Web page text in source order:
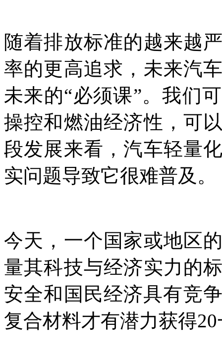
随着排放标准的越来越
率的更高追求，未来汽
未来的“必须课”。我们
操控和燃油经济性，可
段发展来看，汽车轻量
实问题导致它很难普及。
今天，一个国家或地区
量其科技与经济实力的
安全和国民经济具有竞
复合材料才有潜力获得